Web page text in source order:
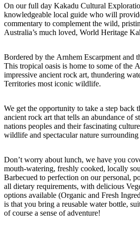
按
区
探
索
单
您
的
旅
规
工
具
搜
索:
Sign
up
On our full day Kakadu Cultural
knowledgeable local guide who will
commentary to complement the wild,
Australia’s much loved, World Heritage
Bordered by the Arnhem Escarpment and
This tropical oasis is home to some of the
impressive ancient rock art, thundering
Territories most iconic wildlife.
We get the opportunity to take a step back
ancient rock art that tells an abundance of
nations peoples and their fascinating
wildlife and spectacular nature
Don’t worry about lunch, we have you
mouth-watering, freshly cooked, locally
Barbecued to perfection on our personal,
all dietary requirements, with delicious
options available (Organic and Fresh
is that you bring a reusable water bottle,
of course a sense of adventure!